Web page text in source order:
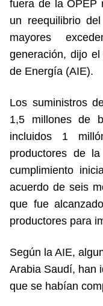
fuera de la OPEP
un reequilibrio
mayores
generación, dijo
de Energía (AIE).
Los suministros
1,5 millones de
incluidos 1
productores de
cumplimiento
acuerdo de seis
que fue
productores para
Según la AIE,
Arabia Saudí, han
que se habían